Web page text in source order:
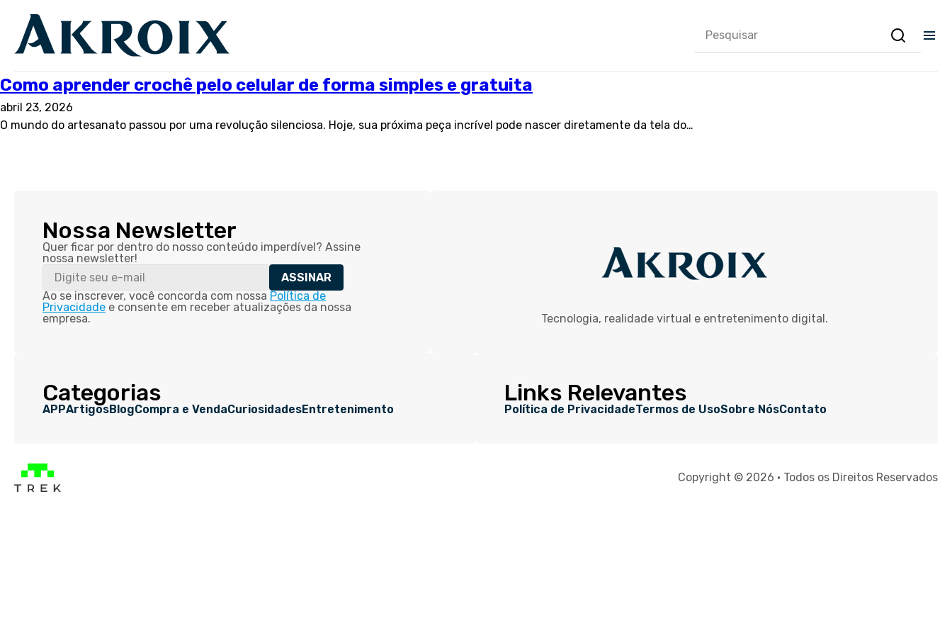
Como aprender crochê pelo celular de forma simples e gratuita
abril 23, 2026
O mundo do artesanato passou por uma revolução silenciosa. Hoje, sua próxima peça incrível pode nascer diretamente da tela do…
Nossa Newsletter
Quer ficar por dentro do nosso conteúdo imperdível? Assine
nossa newsletter!
ASSINAR
Ao se inscrever, você concorda com nossa Política de
Privacidade e consente em receber atualizações da nossa
empresa.
Tecnologia, realidade virtual e entretenimento digital.
Categorias
APPArtigosBlogCompra e VendaCuriosidadesEntretenimento
Links Relevantes
Política de PrivacidadeTermos de UsoSobre NósContato
Copyright © 2026 • Todos os Direitos Reservados